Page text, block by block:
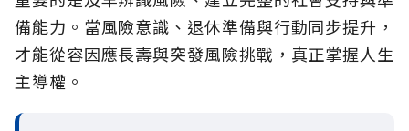
備能力。當風險意識、退休準備與行動同步提升，
才能從容因應長壽與突發風險挑戰，真正掌握人生
主導權。